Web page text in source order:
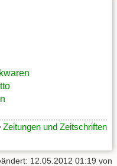
Zeitungen und Zeitschriften
12.05.2012 01:19 von